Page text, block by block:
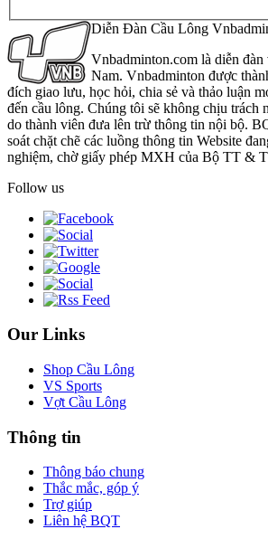
Diễn Đàn Cầu Lông
Vnbadminton.com là diễn
Nam. Vnbadminton được
đích giao lưu, học hỏi, chia sẻ và thảo luận
đến cầu lông. Chúng tôi sẽ không chịu trách
do thành viên đưa lên trừ thông tin nội bộ.
soát chặt chẽ các luồng thông tin Website
nghiệm, chờ giấy phép MXH của Bộ TT &
Follow us
Our Links
Shop Cầu Lông
VS Sports
Vợt Cầu Lông
Thông tin
Thông báo chung
Thắc mắc, góp ý
Trợ giúp
Liên hệ BQT